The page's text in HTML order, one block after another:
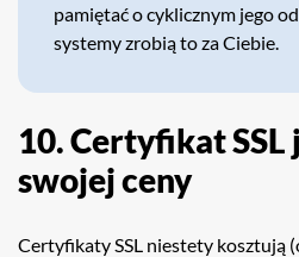
pamiętać o cyklicznym jego
systemy zrobią to za Ciebie.
10. Certyfikat
swojej ceny
Certyfikaty SSL niestety kosztują